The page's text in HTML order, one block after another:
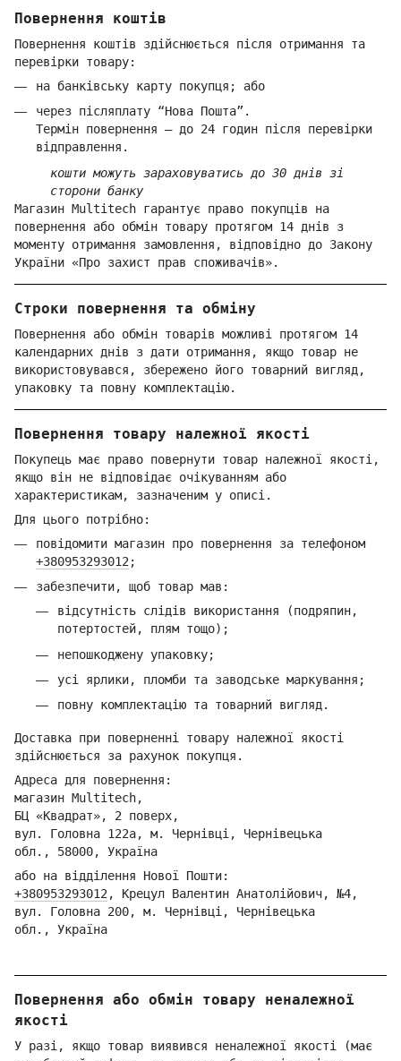
Повернення коштів
Повернення коштів здійснюється після отримання та
перевірки товару:
на банківську карту покупця; або
через післяплату “Нова Пошта”.
Термін повернення — до 24 годин після перевірки
відправлення.
кошти можуть зараховуватись до 30 днів зі
сторони банку
Магазин Multitech гарантує право покупців на
повернення або обмін товару протягом 14 днів з
моменту отримання замовлення, відповідно до Закону
України «Про захист прав споживачів».
Строки повернення та обміну
Повернення або обмін товарів можливі протягом 14
календарних днів з дати отримання, якщо товар не
використовувався, збережено його товарний вигляд,
упаковку та повну комплектацію.
Повернення товару належної якості
Покупець має право повернути товар належної якості,
якщо він не відповідає очікуванням або
характеристикам, зазначеним у описі.
Для цього потрібно:
повідомити магазин про повернення за телефоном
+380953293012 ;
забезпечити, щоб товар мав:
відсутність слідів використання (подряпин,
потертостей, плям тощо);
непошкоджену упаковку;
усі ярлики, пломби та заводське маркування;
повну комплектацію та товарний вигляд.
Доставка при поверненні товару належної якості
здійснюється за рахунок покупця.
Адреса для повернення:
магазин Multitech,
БЦ «Квадрат», 2 поверх,
вул. Головна 122а, м. Чернівці, Чернівецька
обл., 58000, Україна
або на відділення Нової Пошти:
+380953293012 , Крецул Валентин Анатолійович, №4,
вул. Головна 200, м. Чернівці, Чернівецька
обл., Україна
Повернення або обмін товару неналежної
якості
У разі, якщо товар виявився неналежної якості (має